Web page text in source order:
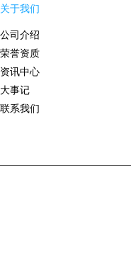
关于我们
公司介绍
荣誉资质
资讯中心
大事记
联系我们